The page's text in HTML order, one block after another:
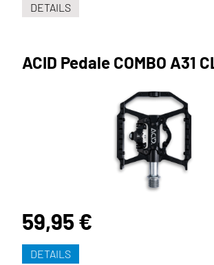
DETAILS
ACID Pedale COMBO A31
59,95 €
DETAILS